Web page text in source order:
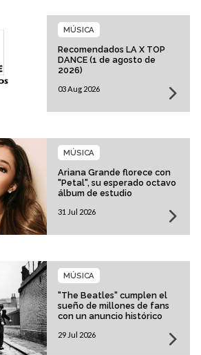
Recomendados LA X TOP
DANCE (1 de agosto de
2026)
MÚSICA
03 Aug 2026
Ariana Grande florece con
"Petal", su esperado octavo
álbum de estudio
MÚSICA
31 Jul 2026
"The Beatles" cumplen el
sueño de millones de fans
con un anuncio histórico
MÚSICA
29 Jul 2026